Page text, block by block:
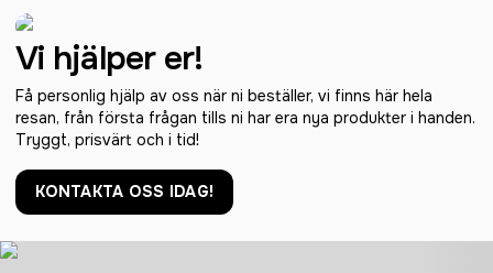
Vi hjälper er!
Få personlig hjälp av oss när ni beställer, vi finns här hela
resan, från första frågan tills ni har era nya produkter i handen.
Tryggt, prisvärt och i tid!
KONTAKTA OSS IDAG!